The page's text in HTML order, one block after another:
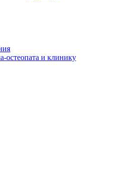
остеопата и клинику